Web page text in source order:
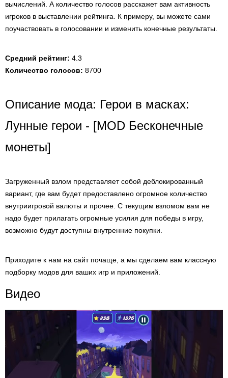
вычислений. А количество голосов расскажет вам активность
игроков в выставлении рейтинга. К примеру, вы можете сами
поучаствовать в голосовании и изменить конечные результаты.
Средний рейтинг: 4.3
Количество голосов: 8700
Описание мода: Герои в масках:
Лунные герои - [MOD Бесконечные
монеты]
Загруженный взлом представляет собой деблокированный
вариант, где вам будет предоставлено огромное количество
внутриигровой валюты и прочее. С текущим взломом вам не
надо будет прилагать огромные усилия для победы в игру,
возможно будут доступны внутренние покупки.
Приходите к нам на сайт почаще, а мы сделаем вам классную
подборку модов для ваших игр и приложений.
Видео